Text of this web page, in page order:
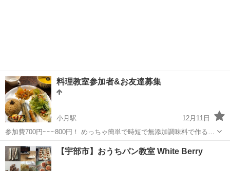
料理教室参加者&お友達募集
小月駅
12月11日
参加費700円~~~800円！ めっちゃ簡単で時短で無添加調味料で作るん
で、体に良くて美味しくて最高です！♡ 一緒に参加しませんか??😃
料理好きな方、食べるの好きな方、料理が出来るようになりたい方、
男女関係無く誰でもOK...
山口 下関市 小月駅 料理
【宇部市】おうちパン教室 White Berry